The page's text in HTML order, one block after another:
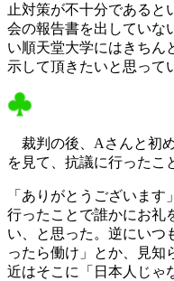
止対策が不十分であると
会の報告書を出していな
い順天堂大学にはきちん
示して頂きたいと思って
裁判の後、Aさんと初
を見て、抗議に行ったこ
「ありがとうございま
行ったことで誰かにお礼
い、と思った。逆にいつ
ったら働け」とか、見知
近はそこに「日本人じゃ